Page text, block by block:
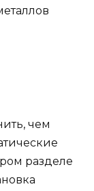
чем
разделе